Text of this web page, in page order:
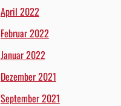
April 2022
Februar 2022
Januar 2022
Dezember 2021
September 2021